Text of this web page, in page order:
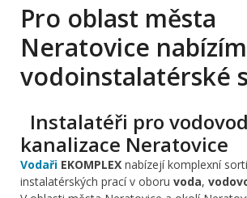
Pro oblast města
Neratovice
vodoinstalatérské
Instalatéři pro
kanalizace Neratovice
Vodaři EKOMPLEX nabízejí komplexní
instalatérských prací v oboru voda,